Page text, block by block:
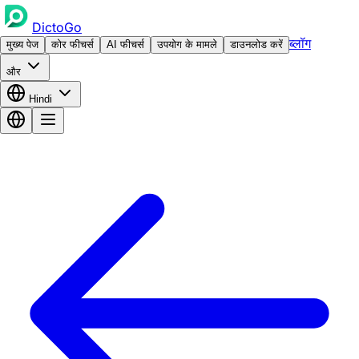
DictoGo
मुख्य पेज कोर फीचर्स AI फीचर्स उपयोग के मामले डाउनलोड करें ब्लॉग
और
Hindi